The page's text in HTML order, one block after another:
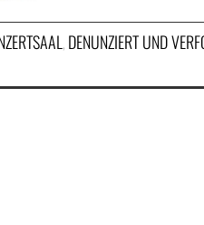
, DENUNZIERT UND